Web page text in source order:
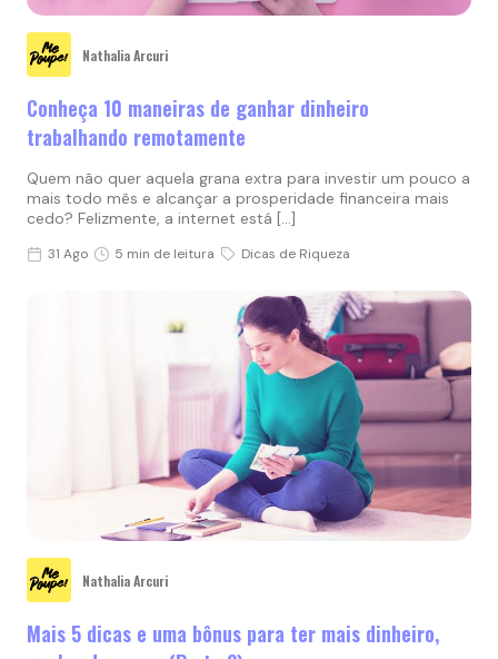
Nathalia Arcuri
Conheça 10 maneiras de ganhar dinheiro
trabalhando remotamente
Quem não quer aquela grana extra para investir um pouco a
mais todo mês e alcançar a prosperidade financeira mais
cedo? Felizmente, a internet está […]
31 Ago 5 min de leitura Dicas de Riqueza
Nathalia Arcuri
Mais 5 dicas e uma bônus para ter mais dinheiro,